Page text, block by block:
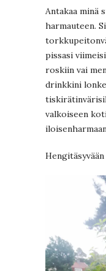
Antakaa minä
harmauteen.
pissasi
roskiin vai
drinkkini
valkoiseen